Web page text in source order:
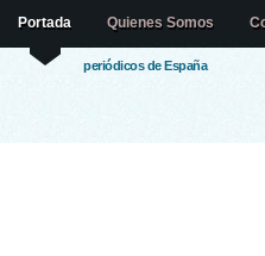
periódicos de España
Portada Quienes Somos